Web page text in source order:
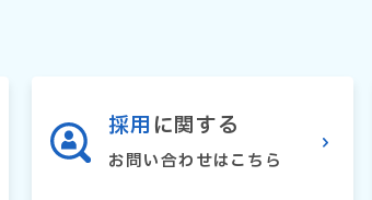
採用に関する
お問い合わせはこちら